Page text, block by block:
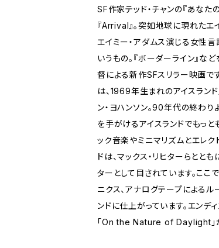
SF作家テッド・チャンの『あな
『Arrival』。突如地球に現れたエ
エイミー・アダムス演じる女性
いうもの。『ボーダーライン』な
督による新作SFスリラー映画で
は、1969年生まれのアイスラン
ン・ヨハンソン。90年代の終わ
を手がけるアイスランドでもっ
ック音楽やミニマリズムとエレ
ドは、マックス・リヒターらとと
ターとして目されています。ここ
ニクス、アナログテープによる
ンドに仕上がっています。エンデ
「On the Nature of Daylight」